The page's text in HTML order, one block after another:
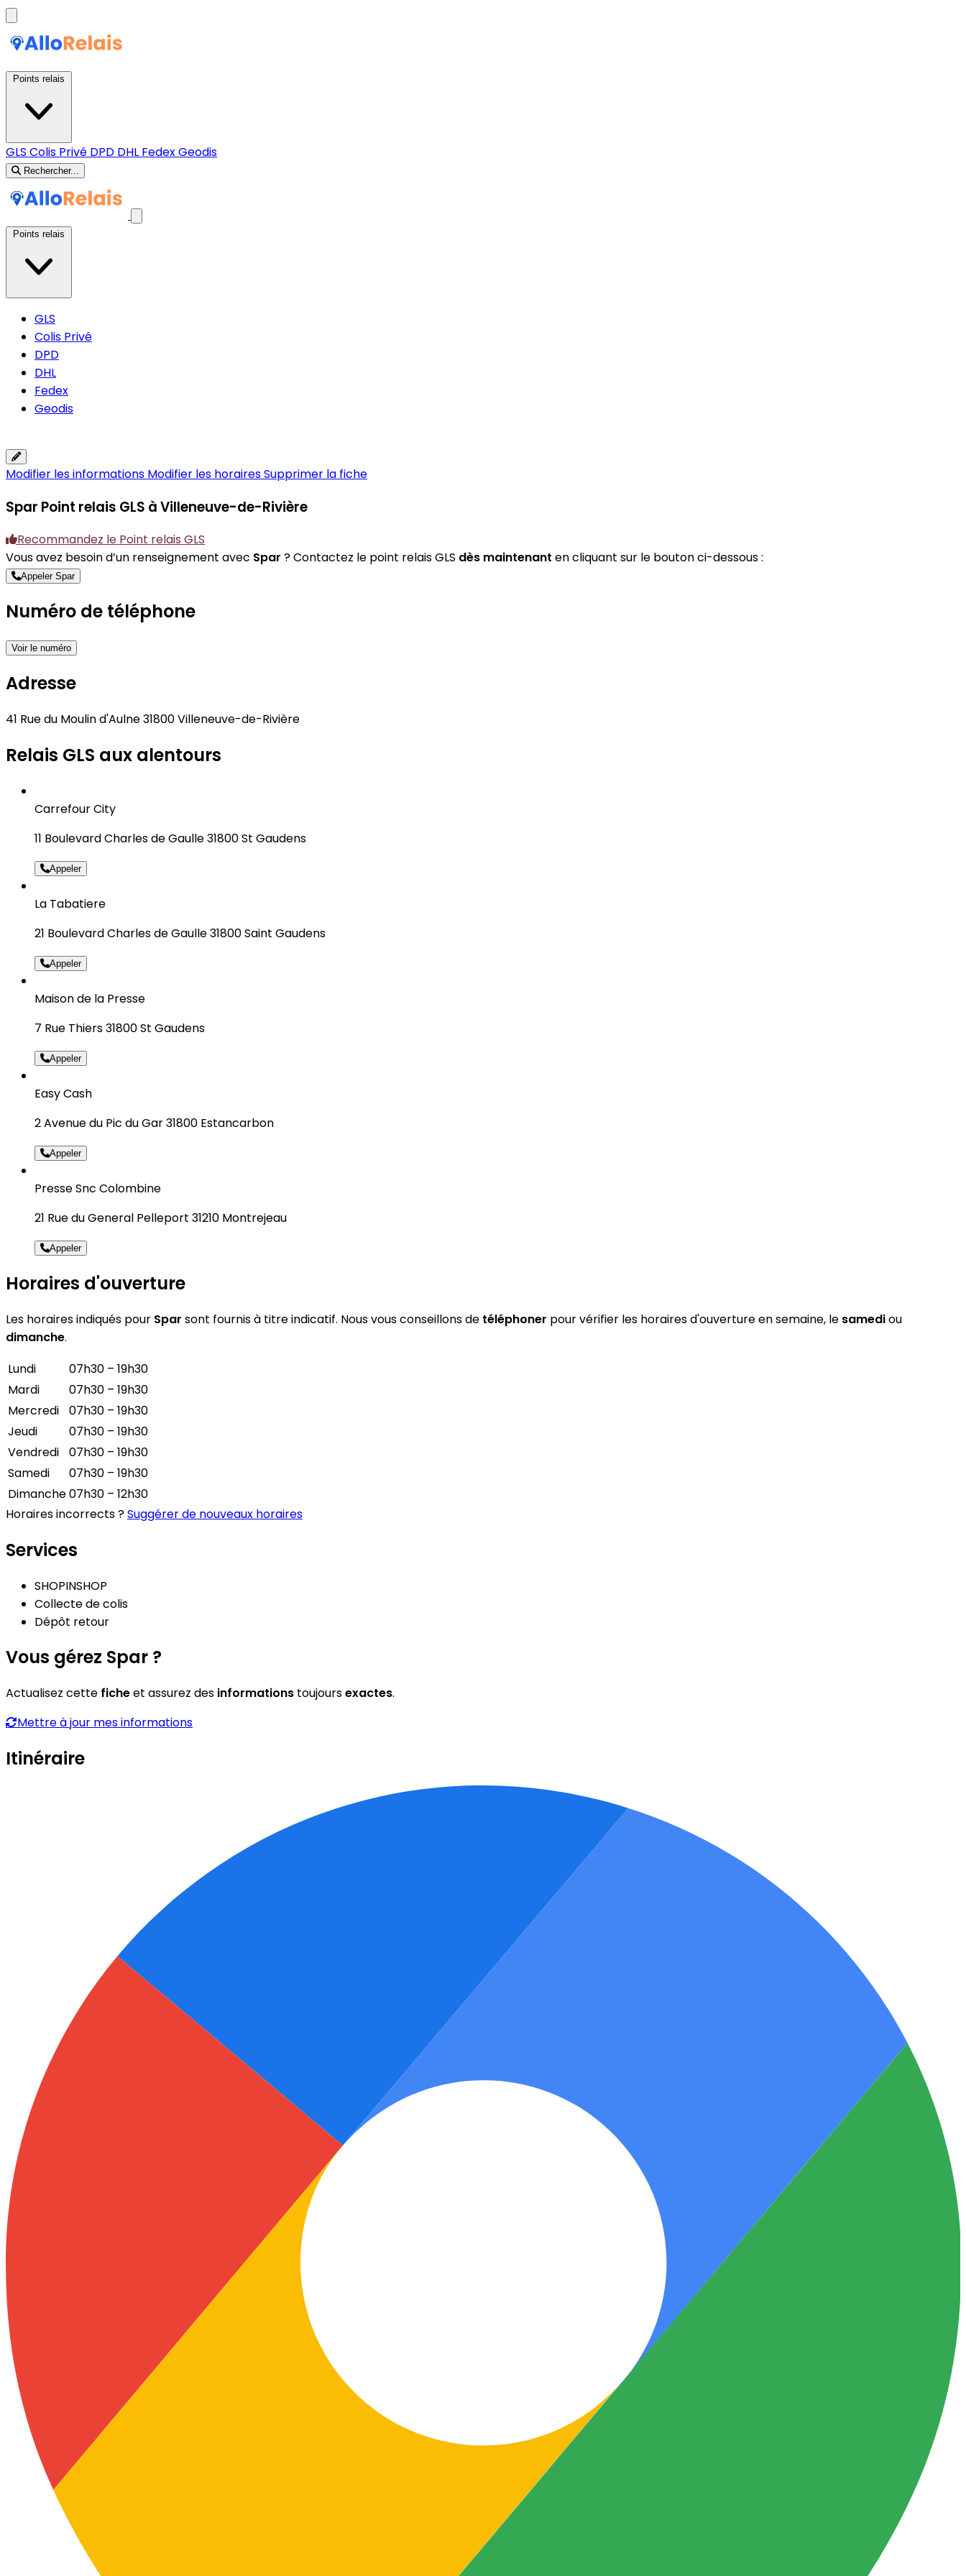
GLS Colis Privé DPD DHL FedexGeodis
Rechercher...
GLS
Colis Privé
DPD
DHL
Fedex
Geodis
Modifier les informations Modifier les horairesSupprimer la fiche
Spar Point relais GLS à Villeneuve-de-Rivière
Recommandez le Point relais GLS
Vous avez besoin d’un renseignement avec Spar ? Contactez le point relais GLS dès maintenant en cliquant sur le bouton ci-dessous :
Appeler Spar
Numéro de téléphone
Voir le numéro
Adresse
41 Rue du Moulin d'Aulne 31800 Villeneuve-de-Rivière
Relais GLS aux alentours
Carrefour City
11 Boulevard Charles de Gaulle 31800 St Gaudens
Appeler
La Tabatiere
21 Boulevard Charles de Gaulle 31800 Saint Gaudens
Appeler
Maison de la Presse
7 Rue Thiers 31800 St Gaudens
Appeler
Easy Cash
2 Avenue du Pic du Gar 31800 Estancarbon
Appeler
Presse Snc Colombine
21 Rue du General Pelleport 31210 Montrejeau
Appeler
Horaires d'ouverture
Les horaires indiqués pour Spar sont fournis à titre indicatif. Nous vous conseillons de téléphoner pour vérifier les horaires d'ouverture en semaine, le samediou
dimanche.
Lundi
07h30 – 19h30
Mardi
07h30 – 19h30
Mercredi
07h30 – 19h30
Jeudi
07h30 – 19h30
Vendredi
07h30 – 19h30
Samedi
07h30 – 19h30
Dimanche07h30 – 12h30
Horaires incorrects ?Suggérer de nouveaux horaires
Services
SHOPINSHOP
Collecte de colis
Dépôt retour
Vous gérez Spar ?
Actualisez cette ficheet assurez des informations toujoursexactes.
Mettre à jour mes informations
Itinéraire